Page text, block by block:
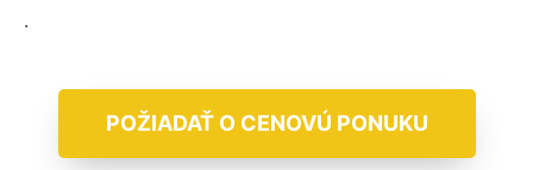
.
POŽIADAŤ O CENOVÚ PONUKU